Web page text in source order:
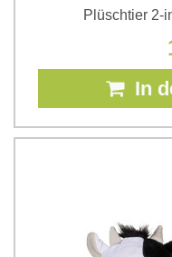
Plüschtier 2-
In